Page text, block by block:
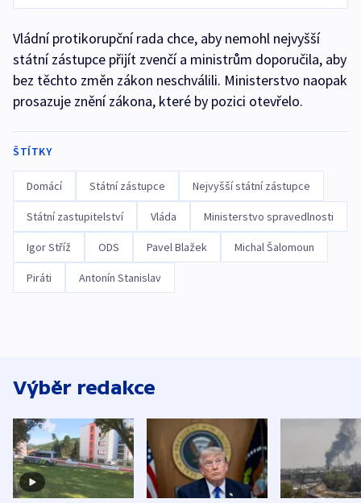
Vládní protikorupční rada chce, aby nemohl nejvyšší
státní zástupce přijít zvenčí a ministrům doporučila, aby
bez těchto změn zákon neschválili. Ministerstvo naopak
prosazuje znění zákona, které by pozici otevřelo.
ŠTÍTKY
Domácí Státní zástupce Nejvyšší státní zástupce
Státní zastupitelství Vláda Ministerstvo spravedlnosti
Igor Stříž ODS Pavel Blažek Michal Šalomoun
Piráti Antonín Stanislav
Výběr redakce